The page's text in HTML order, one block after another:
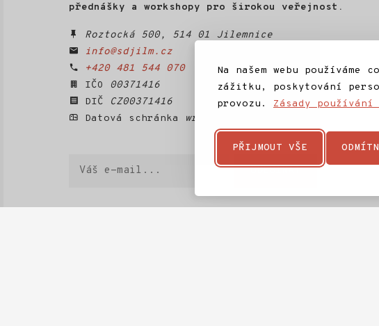
Na našem webu
zážitku, poskytování
provozu. Zásady používání
PŘIJMOUT VŠE
přednášky a workshopy pro širokou veřejnost.
Roztocká 500, 514 01 Jilemnice
info@sdjilm.cz
+420 481 544 070
IČO
00371416
DIČ
CZ00371416
Datová schránka
wrrtti5
ODEBÍRAT